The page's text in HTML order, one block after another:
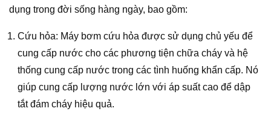
dụng trong đời sống hàng ngày, bao gồm:
Cứu hỏa: Máy bơm cứu hỏa được sử dụng chủ yếu để
cung cấp nước cho các phương tiện chữa cháy và hệ
thống cung cấp nước trong các tình huống khẩn cấp. Nó
giúp cung cấp lượng nước lớn với áp suất cao để dập
tắt đám cháy hiệu quả.